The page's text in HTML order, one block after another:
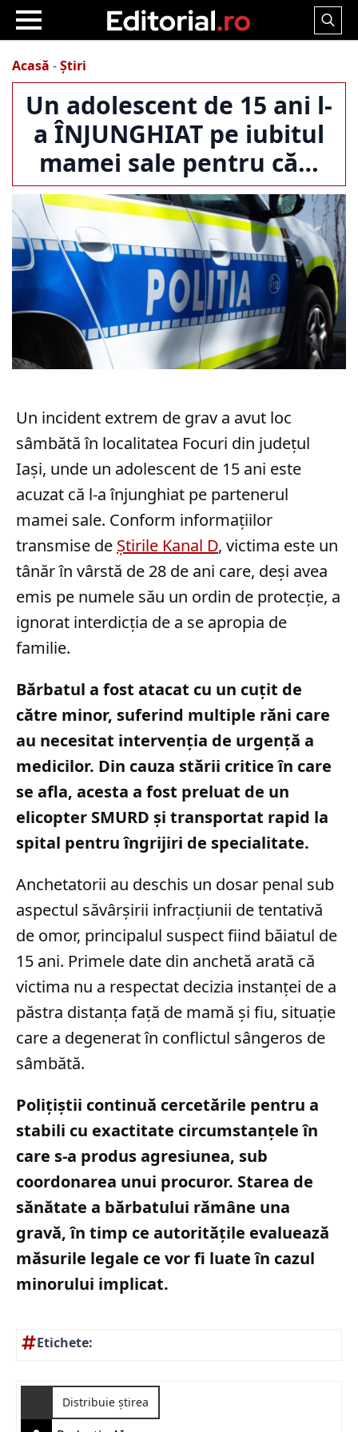
Search
Acasă -Știri
Un adolescent de 15 ani l-
a ÎNJUNGHIAT pe iubitul
mamei sale pentru că…
Un incident extrem de grav a avut loc
sâmbătă în localitatea Focuri din județul
Iași, unde un adolescent de 15 ani este
acuzat că l-a înjunghiat pe partenerul
mamei sale. Conform informațiilor
transmise de Știrile Kanal D, victima este un
tânăr în vârstă de 28 de ani care, deși avea
emis pe numele său un ordin de protecție, a
ignorat interdicția de a se apropia de
familie.
Bărbatul a fost atacat cu un cuțit de
către minor, suferind multiple răni care
au necesitat intervenția de urgență a
medicilor. Din cauza stării critice în care
se afla, acesta a fost preluat de un
elicopter SMURD și transportat rapid la
spital pentru îngrijiri de specialitate.
Anchetatorii au deschis un dosar penal sub
aspectul săvârșirii infracțiunii de tentativă
de omor, principalul suspect fiind băiatul de
15 ani. Primele date din anchetă arată că
victima nu a respectat decizia instanței de a
păstra distanța față de mamă și fiu, situație
care a degenerat în conflictul sângeros de
sâmbătă.
Polițiștii continuă cercetările pentru a
stabili cu exactitate circumstanțele în
care s-a produs agresiunea, sub
coordonarea unui procuror. Starea de
sănătate a bărbatului rămâne una
gravă, în timp ce autoritățile evaluează
măsurile legale ce vor fi luate în cazul
minorului implicat.
Etichete:
Distribuie știrea